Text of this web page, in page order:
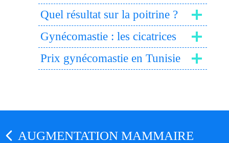
Quel résultat sur la poitrine ?
Gynécomastie : les cicatrices
Prix gynécomastie en Tunisie
AUGMENTATION MAMMAIRE